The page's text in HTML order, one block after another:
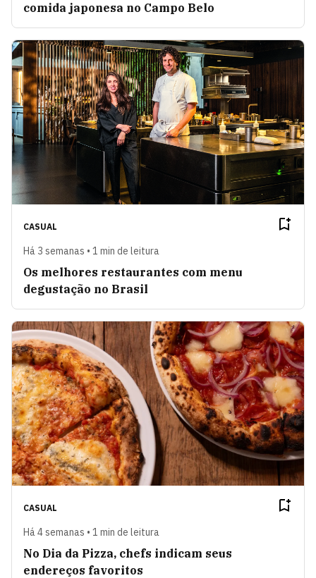
comida japonesa no Campo Belo
CASUAL
Há 3 semanas • 1 min de leitura
Os melhores restaurantes com menu
degustação no Brasil
CASUAL
Há 4 semanas • 1 min de leitura
No Dia da Pizza, chefs indicam seus
endereços favoritos